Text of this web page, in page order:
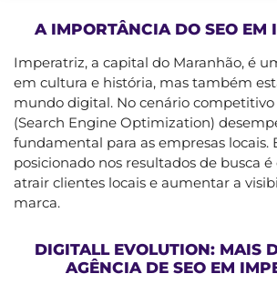
A IMPORTÂNCIA DO SEO EM
Imperatriz, a capital do Maranhão, é
em cultura e história, mas também
mundo digital. No cenário competitivo
(Search Engine Optimization)
fundamental para as empresas locais.
posicionado nos resultados de busca é
atrair clientes locais e aumentar a
marca.
DIGITALL EVOLUTION: MAIS
AGÊNCIA DE SEO EM